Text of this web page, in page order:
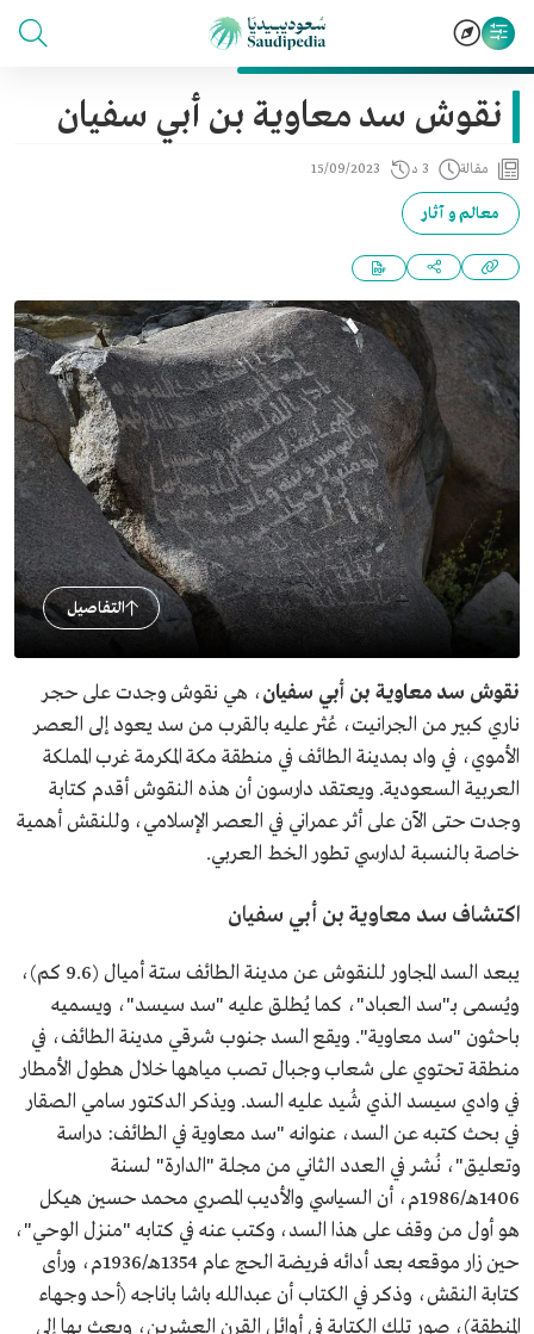
نقوش سد معاوية بن أبي سفيان
مقالة 3 د 15/09/2023
معالم و آثار
التفاصيل
نقوش سد معاوية بن أبي سفيان، هي نقوش وجدت على حجر
ناري كبير من الجرانيت، عُثر عليه بالقرب من سد يعود إلى العصر
الأموي، في واد بمدينة الطائف في منطقة مكة المكرمة غرب المملكة
العربية السعودية. ويعتقد دارسون أن هذه النقوش أقدم كتابة
وجدت حتى الآن على أثر عمراني في العصر الإسلامي، وللنقش أهمية
خاصة بالنسبة لدارسي تطور الخط العربي.
اكتشاف سد معاوية بن أبي سفيان
يبعد السد المجاور للنقوش عن مدينة الطائف ستة أميال (9.6 كم)،
ويُسمى بـ"سد العباد"، كما يُطلق عليه "سد سيسد"، ويسميه
باحثون "سد معاوية". ويقع السد جنوب شرقي مدينة الطائف، في
منطقة تحتوي على شعاب وجبال تصب مياهها خلال هطول الأمطار
في وادي سيسد الذي شُيد عليه السد. ويذكر الدكتور سامي الصقار
في بحث كتبه عن السد، عنوانه "سد معاوية في الطائف: دراسة
وتعليق"، نُشر في العدد الثاني من مجلة "الدارة" لسنة
1406هـ/1986م، أن السياسي والأديب المصري محمد حسين هيكل
هو أول من وقف على هذا السد، وكتب عنه في كتابه "منزل الوحي"،
حين زار موقعه بعد أدائه فريضة الحج عام 1354هـ/1936م، ورأى
كتابة النقش، وذكر في الكتاب أن عبدالله باشا باناجه (أحد وجهاء
المنطقة)، صور تلك الكتابة في أوائل القرن العشرين، وبعث بها إلى